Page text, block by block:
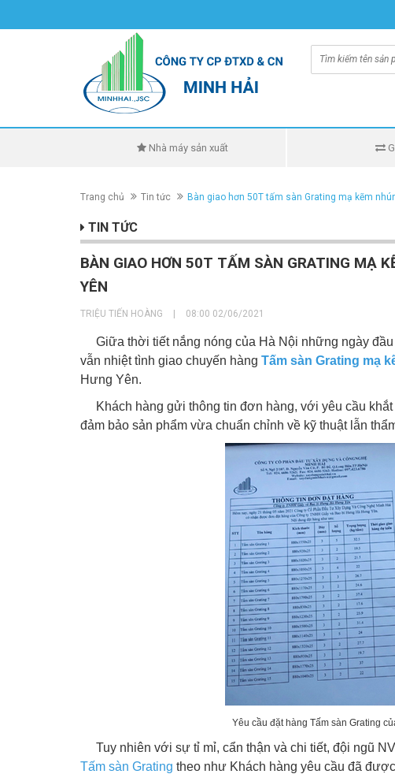
Nhà máy sản xuất
Trang chủ Tin tức Bàn giao hơn 50T tấm sàn Grating mạ kẽm
TIN TỨC
BÀN GIAO HƠN 50T TẤM SÀN GRATING MẠ
YÊN
TRIỆU TIẾN HOÀNG 08:00 02/06/2021
Giữa thời tiết nắng nóng của Hà Nội những ngày đầu
vẫn nhiệt tình giao chuyến hàng Tấm sàn Grating mạ
Hưng Yên.
Khách hàng gửi thông tin đơn hàng, với yêu cầu khắt
đảm bảo sản phẩm vừa chuẩn chỉnh về kỹ thuật lẫn
Yêu cầu đặt hàng Tấm sàn Grating
Tuy nhiên với sự tỉ mỉ, cẩn thận và chi tiết, đội ngũ
Tấm sàn Grating theo như Khách hàng yêu cầu đã được